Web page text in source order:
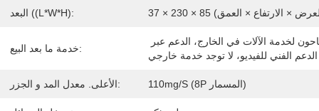
البعد ((L*W*H): × 85 مم (العرض × الارتفاع × العمق)
خدمة ما بعد البيع:
الدعم الفني للفيديو، لا توجد خدمة خارجي
الأعلى. معدل المد و الجزر: 110mg/s (8P المسمار)